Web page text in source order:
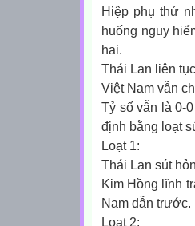
Hiệp phụ thứ
huống nguy
hai.
Thái Lan liên
Việt Nam vẫn
Tỷ số vẫn là 0-
định bằng loạt
Loạt 1:
Thái Lan sút
Kim Hồng lĩnh
Nam dẫn trước.
Loạt 2: